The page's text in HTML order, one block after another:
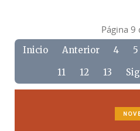
Página 9
Inicio Anterior 4 5
11
12 13